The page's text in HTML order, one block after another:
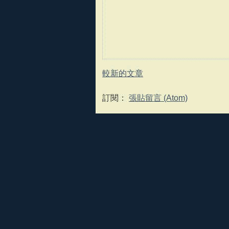
較新的文章
訂閱： 張貼留言 (Atom)